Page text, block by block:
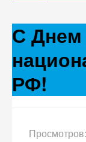
С Днем
РФ!